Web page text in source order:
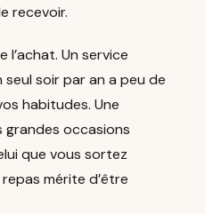
recevoir.
Un service
soir par an a peu de
habitudes. Une
grandes occasions
que vous sortez
mérite d’être